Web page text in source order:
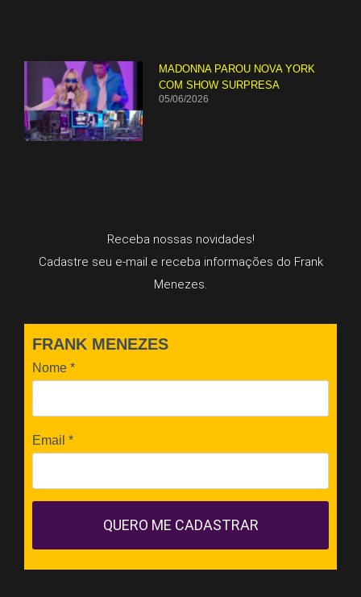
MADONNA PAROU NOVA YORK
COM SHOW SURPRESA
05/06/2026
Receba nossas novidades!
Cadastre seu e-mail e receba informações do Frank
Menezes.
FRANK MENEZES
Nome *
Email *
QUERO ME CADASTRAR